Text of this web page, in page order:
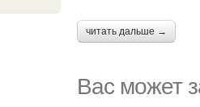
читать дальше →
Вас может